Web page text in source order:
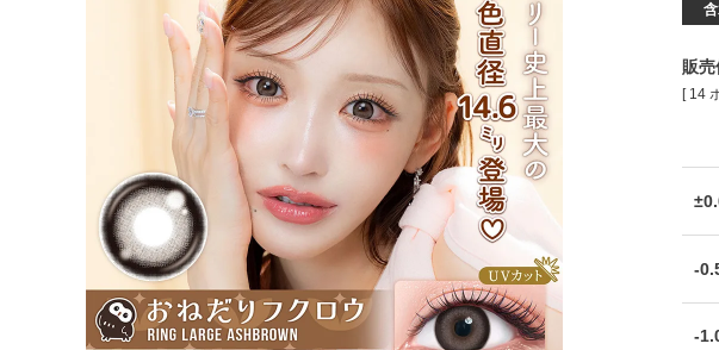
販売
[ 14
-
-